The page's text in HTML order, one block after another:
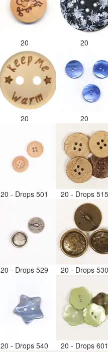
20 20
20 20
20 - Drops 501 20 - Drops
20 - Drops 529 20 - Drops
20 - Drops 540 20 - Drops